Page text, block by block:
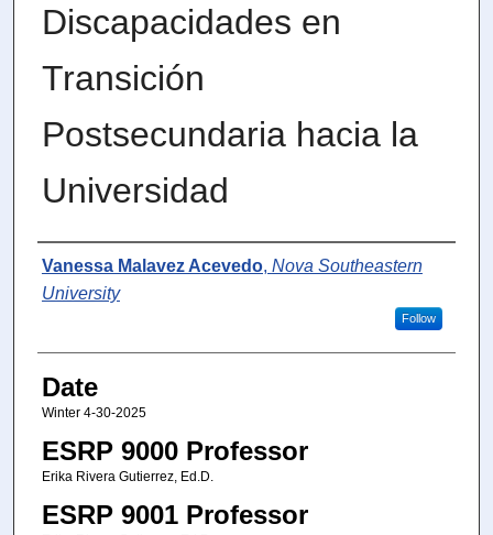
Discapacidades en
Transición
Postsecundaria hacia la
Universidad
Author
Vanessa Malavez Acevedo, Nova Southeastern
University
Follow
Date
Winter 4-30-2025
ESRP 9000 Professor
Erika Rivera Gutierrez, Ed.D.
ESRP 9001 Professor